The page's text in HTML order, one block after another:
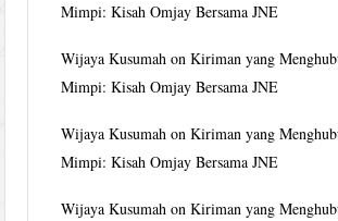
Mimpi: Kisah Omjay Bersama JNE
Wijaya Kusumah onKiriman yang
Mimpi: Kisah Omjay Bersama JNE
Wijaya Kusumah onKiriman yang
Mimpi: Kisah Omjay Bersama JNE
Wijaya Kusumah onKiriman yang